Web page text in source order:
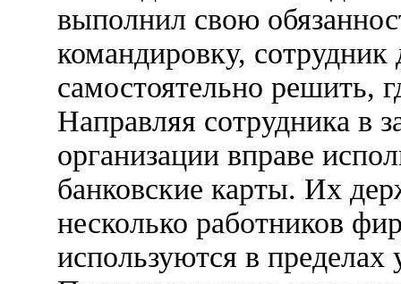
выполнил свою
командировку,
самостоятельно решить,
Направляя сотрудника в
организации вправе
банковские карты. Их
несколько работников
используются в